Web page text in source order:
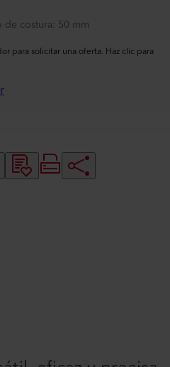
costura 50 mm
para solicitar una oferta. Haz clic para